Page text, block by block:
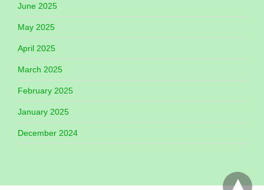
June 2025
May 2025
April 2025
March 2025
February 2025
January 2025
December 2024